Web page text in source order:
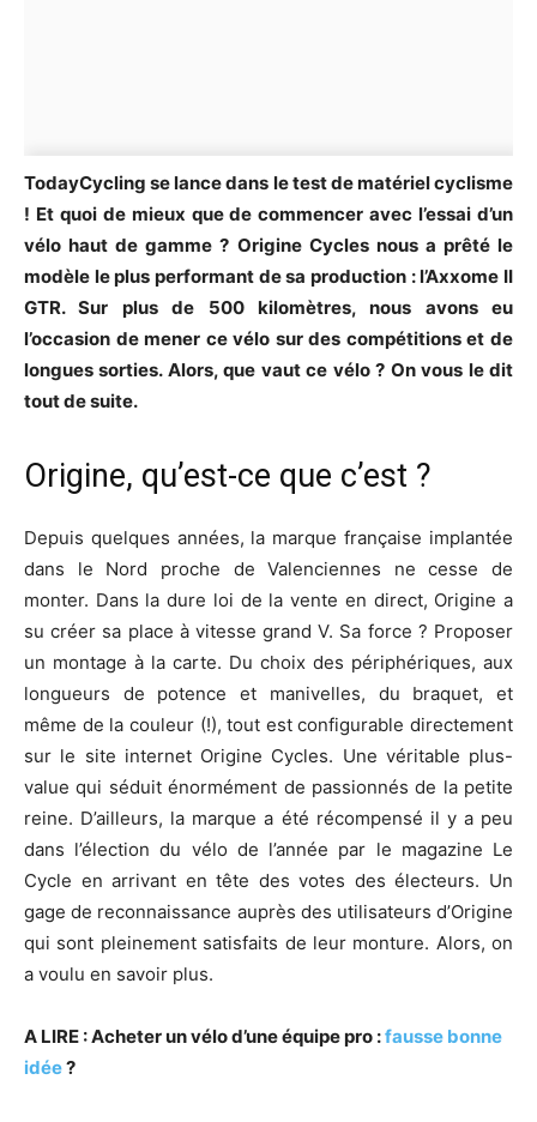
TodayCycling se lance dans le test de matériel cyclisme
! Et quoi de mieux que de commencer avec l’essai d’un
vélo haut de gamme ? Origine Cycles nous a prêté le
modèle le plus performant de sa production : l’Axxome II
GTR. Sur plus de 500 kilomètres, nous avons eu
l’occasion de mener ce vélo sur des compétitions et de
longues sorties. Alors, que vaut ce vélo ? On vous le dit
tout de suite.
Origine, qu’est-ce que c’est ?
Depuis quelques années, la marque française implantée
dans le Nord proche de Valenciennes ne cesse de
monter. Dans la dure loi de la vente en direct, Origine a
su créer sa place à vitesse grand V. Sa force ? Proposer
un montage à la carte. Du choix des périphériques, aux
longueurs de potence et manivelles, du braquet, et
même de la couleur (!), tout est configurable directement
sur le site internet Origine Cycles. Une véritable plus-
value qui séduit énormément de passionnés de la petite
reine. D’ailleurs, la marque a été récompensé il y a peu
dans l’élection du vélo de l’année par le magazine Le
Cycle en arrivant en tête des votes des électeurs. Un
gage de reconnaissance auprès des utilisateurs d’Origine
qui sont pleinement satisfaits de leur monture. Alors, on
a voulu en savoir plus.
A LIRE : Acheter un vélo d’une équipe pro :fausse bonne
idée?